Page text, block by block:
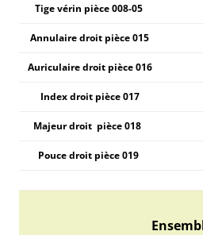
Tige vérin pièce 008-05
Annulaire droit pièce 015
Auriculaire droit pièce 016
Index droit pièce 017
Majeur droit pièce 018
Pouce droit pièce 019